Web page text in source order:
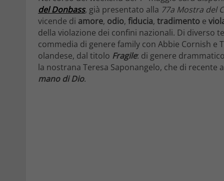
del Donbass, già presentato alla 77a Mostra del
vicende di amore, odio, fiducia, tradimento e
della violazione dei confini nazionali. Di diverso
commedia di genere family con Abbie Cornish e
olandese, dal titolo Fragile: di genere
la nostrana Teresa Saponangelo, che di recente
mano di Dio.